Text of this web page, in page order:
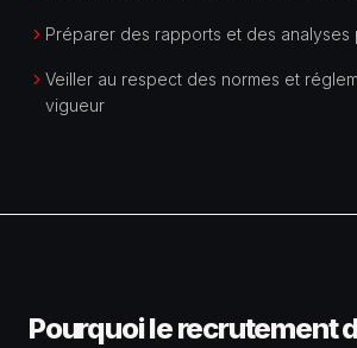
Préparer des rapports et des analyses
Veiller au respect des normes et
vigueur
Pourquoi le recrutement